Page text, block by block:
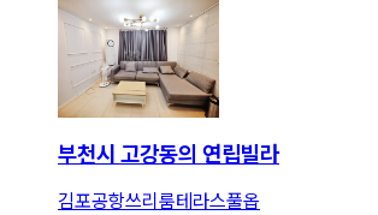
부천시 고강동의 연립빌라
김포공항쓰리룸테라스풀옵